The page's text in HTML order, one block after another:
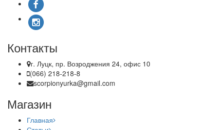
Контакты
г. Луцк, пр. Возроджения 24, офис 10
(066) 218-218-8
scorpionyurka@gmail.com
Магазин
Главная